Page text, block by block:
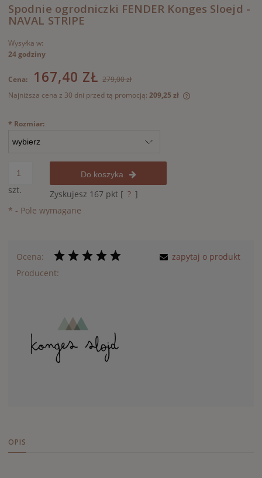
Spodnie ogrodniczki FENDER Konges Sloejd -
NAVAL STRIPE
Wysyłka w:
24 godziny
Cena: 167,40 ZŁ 279,00 zł
Najniższa cena z 30 dni przed tą promocją: 209,25 zł
* Rozmiar:
szt.
Do koszyka
Zyskujesz 167 pkt [ ? ]
* - Pole wymagane
Ocena:
Producent:
zapytaj o produkt
OPIS